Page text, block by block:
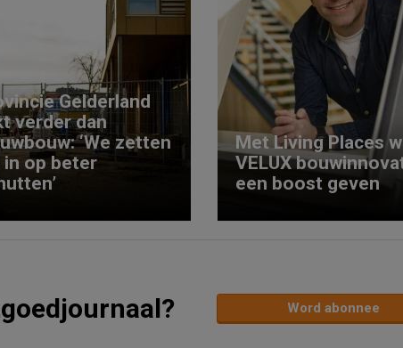
Gelderland
verder dan
‘We zetten
in op beter
Met Living Places
VELUX
een boost geven
Word abonnee